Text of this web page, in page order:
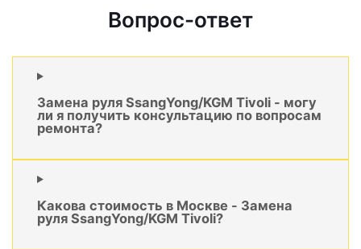
Вопрос-ответ
Замена руля SsangYong/KGM Tivoli - могу
ли я получить консультацию по вопросам
ремонта?
Какова стоимость в Москве - Замена
руля SsangYong/KGM Tivoli?